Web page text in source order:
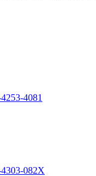
4081
082X